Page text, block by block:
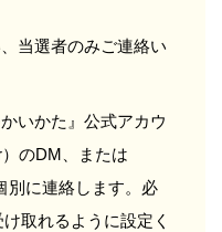
当選者のみご連絡い
いかた』公式アカウ
のDM、または
別に連絡します。必
取れるように設定く